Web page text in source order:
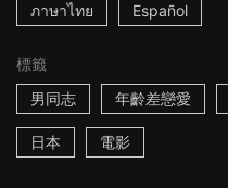
ภาษาไทย Español
標籤
男同志
年齡差戀愛
日本 電影